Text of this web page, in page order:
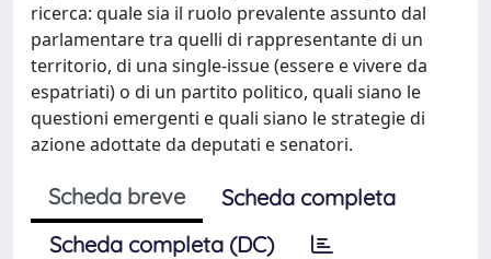
ricerca: quale sia il ruolo prevalente assunto dal
parlamentare tra quelli di rappresentante di un
territorio, di una single-issue (essere e vivere da
espatriati) o di un partito politico, quali siano le
questioni emergenti e quali siano le strategie di
azione adottate da deputati e senatori.
Scheda breve
Scheda completa
Scheda completa (DC)